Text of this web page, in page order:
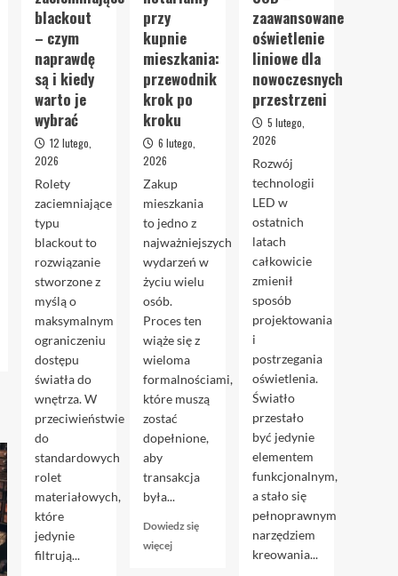
blackout
– czym
naprawdę
są i kiedy
warto je
wybrać
12 lutego,
2026
Rolety
zaciemniające
typu
blackout to
rozwiązanie
stworzone z
myślą o
maksymalnym
ograniczeniu
dostępu
światła do
wnętrza. W
przeciwieństwie
do
standardowych
rolet
materiałowych,
które
jedynie
filtrują...
przy
kupnie
mieszkania:
przewodnik
krok po
kroku
6 lutego,
2026
Zakup
mieszkania
to jedno z
najważniejszych
wydarzeń w
życiu wielu
osób.
Proces ten
wiąże się z
wieloma
formalnościami,
które muszą
zostać
dopełnione,
aby
transakcja
była...
Dowiedz się
więcejDowiedz
zaawansowane
oświetlenie
liniowe dla
nowoczesnych
przestrzeni
5 lutego,
2026
Rozwój
technologii
LED w
ostatnich
latach
całkowicie
zmienił
sposób
projektowania
i
postrzegania
oświetlenia.
Światło
przestało
być jedynie
elementem
funkcjonalnym,
a stało się
pełnoprawnym
narzędziem
kreowania...